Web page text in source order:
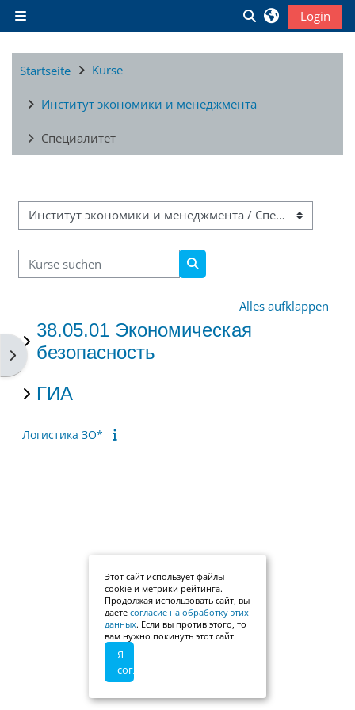
Zum Hauptinhalt
Website-Übersicht
Sucheingabe
Login
Blockleiste öffnen
Startseite Kurse
Институт экономики и менеджмента
Специалитет
Kursbereiche
Kurse suchen
Kurse suchen
Alles aufklappen
38.05.01 Экономическая
безопасность
ГИА
Логистика ЗО*
Этот сайт использует файлы
cookie и метрики рейтинга.
Продолжая использовать сайт, вы
даете согласие на обработку этих
данных. Если вы против этого, то
вам нужно покинуть этот сайт.
Я
согласен